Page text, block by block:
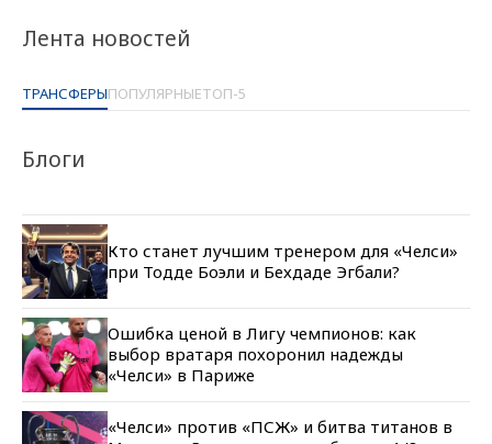
Лента новостей
ТРАНСФЕРЫПОПУЛЯРНЫЕТОП-5
Блоги
Кто станет лучшим тренером для «Челси»
при Тодде Боэли и Бехдаде Эгбали?
Ошибка ценой в Лигу чемпионов: как
выбор вратаря похоронил надежды
«Челси» в Париже
«Челси» против «ПСЖ» и битва титанов в